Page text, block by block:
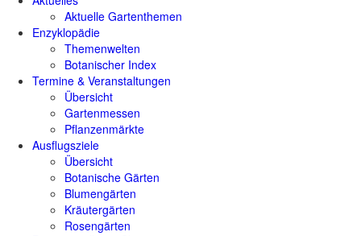
Aktuelle Gartenthemen
Enzyklopädie
Themenwelten
Botanischer Index
Termine & Veranstaltungen
Übersicht
Gartenmessen
Pflanzenmärkte
Ausflugsziele
Übersicht
Botanische Gärten
Blumengärten
Kräutergärten
Rosengärten